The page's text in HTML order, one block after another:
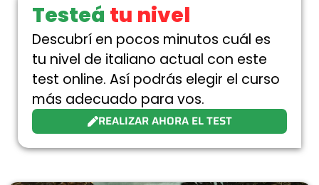
Testeá tu nivel
Descubrí en pocos minutos cuál es
tu nivel de italiano actual con este
test online. Así podrás elegir el curso
más adecuado para vos.
REALIZAR AHORA EL TEST